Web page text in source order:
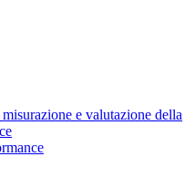
e valutazione della